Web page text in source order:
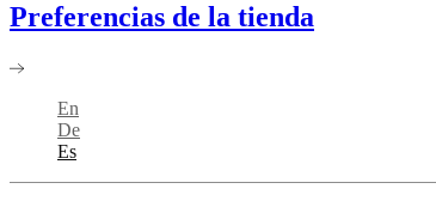
Preferencias de la tienda
En
De
Es